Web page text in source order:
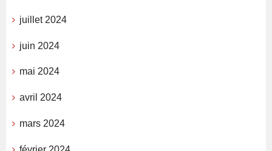
juillet 2024
juin 2024
mai 2024
avril 2024
mars 2024